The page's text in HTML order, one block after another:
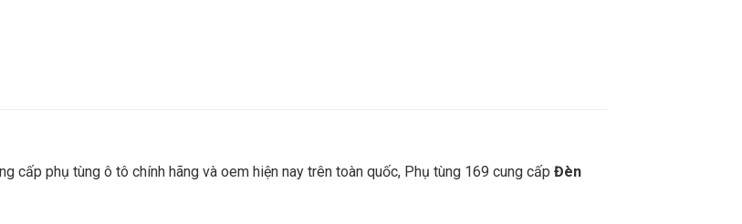
cấp phụ tùng ô tô chính hãng và oem hiện nay trên toàn quốc, Phụ tùng 169 cung cấp Đèn